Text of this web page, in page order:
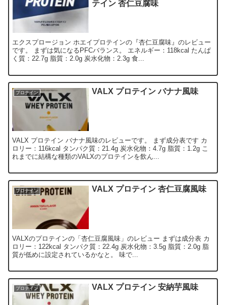
テイン 杏仁豆腐味
エクスプロージョン ホエイプロテインの『杏仁豆腐味』のレビュー
です。 まずは気になるPFCバランス。 エネルギー：118kcal たんぱ
く質：22.7g 脂質：2.0g 炭水化物：2.3g 食...
プロテイン VALX プロテイン バナナ風味
VALX プロテイン バナナ風味のレビューです。 まず成分表です カ
ロリー：116kcal タンパク質：21.4g 炭水化物：4.7g 脂質：1.2g こ
れまでに結構な種類のVALXのプロテインを飲ん...
プロテイン VALX プロテイン 杏仁豆腐風味
VALXのプロテインの「杏仁豆腐風味」のレビュー まずは成分表 カ
ロリー：122kcal タンパク質：22.4g 炭水化物：3.5g 脂質：2.0g 脂
質が低めに設定されているかなと。 味で...
プロテイン VALX プロテイン 安納芋風味